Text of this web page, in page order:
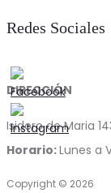
Redes Sociales
DIRECCIÓN
Isidoro de Maria
Horario:Lunes a
Copyright © 2026